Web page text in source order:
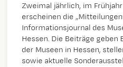
Zweimal jährlich, im
erscheinen die
Informationsjournal des
Hessen. Die Beiträge geben
der Museen in Hessen,
sowie aktuelle